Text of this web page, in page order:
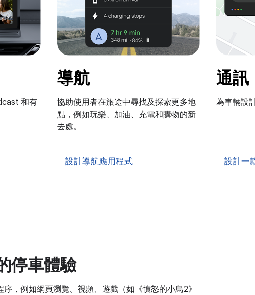
和有
導航
協助使用者在旅途中尋找及探索更多地
點，例如玩樂、加油、充電和購物的新
去處。
設計導航應用程式
通訊
為車輛設
設計一
停車體驗
，例如網頁瀏覽、視頻、遊戲（如《憤怒的小鳥2》